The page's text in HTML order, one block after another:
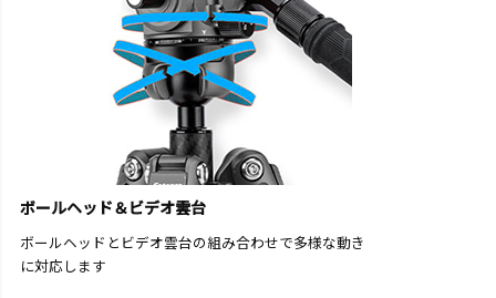
ボールヘッド＆ビデオ雲台
ボールヘッドとビデオ雲台の組み合わせで多様な動き
に対応します